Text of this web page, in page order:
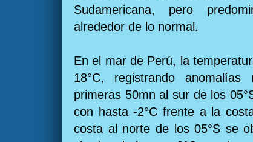
Sudamericana, pero
alrededor de lo normal.
En el mar de Perú, la
18°C, registrando
primeras 50mn al sur de los
con hasta -2°C frente a la
costa al norte de los 05°S se